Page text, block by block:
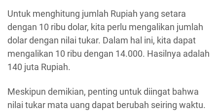
Untuk menghitung jumlah Rupiah yang setara
dengan 10 ribu dolar, kita perlu mengalikan jumlah
dolar dengan nilai tukar. Dalam hal ini, kita dapat
mengalikan 10 ribu dengan 14.000. Hasilnya adalah
140 juta Rupiah.
Meskipun demikian, penting untuk diingat bahwa
nilai tukar mata uang dapat berubah seiring waktu.